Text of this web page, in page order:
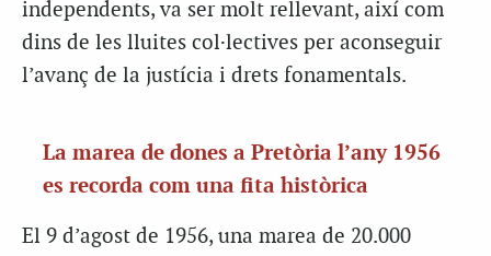
independents, va ser molt rellevant, així com
dins de les lluites col·lectives per aconseguir
l’avanç de la justícia i drets fonamentals.
La marea de dones a Pretòria l’any 1956
es recorda com una fita històrica
El 9 d’agost de 1956, una marea de 20.000